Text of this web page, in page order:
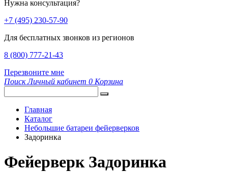
Нужна консультация?
+7 (495) 230-57-90
Для бесплатных звонков из регионов
8 (800) 777-21-43
Перезвоните мне
Поиск Личный кабинет 0 Корзина
Главная
Каталог
Небольшие батареи фейерверков
Задоринка
Фейерверк Задоринка